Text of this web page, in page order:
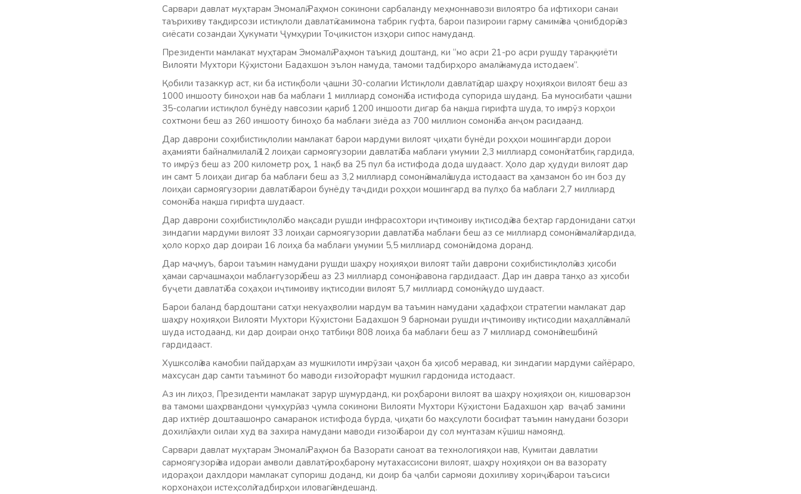
Сарвари давлат муҳтарам Эмомалӣ Раҳмон сокинони сарбаланду меҳмоннавози вилоятро ба ифтихори санаи
таърихиву тақдирсози истиқлоли давлатӣ самимона табрик гуфта, барои пазироии гарму самимӣ ва ҷонибдорӣ аз
сиёсати созандаи Ҳукумати Ҷумҳурии Тоҷикистон изҳори сипос намуданд.
Президенти мамлакат муҳтарам Эмомалӣ Раҳмон таъкид доштанд, ки “мо асри 21-ро асри рушду тараққиёти
Вилояти Мухтори Кӯҳистони Бадахшон эълон намуда, тамоми тадбирҳоро амалӣ намуда истодаем”.
Қобили тазаккур аст, ки ба истиқболи ҷашни 30-солагии Истиқлоли давлатӣ дар шаҳру ноҳияҳои вилоят беш аз
1000 иншооту биноҳои нав ба маблағи 1 миллиард сомонӣ ба истифода супорида шуданд. Ба муносибати ҷашни
35-солагии истиқлол бунёду навсозии қариб 1200 иншооти дигар ба нақша гирифта шуда, то имрӯз корҳои
сохтмони беш аз 260 иншооту биноҳо ба маблағи зиёда аз 700 миллион сомонӣ ба анҷом расидаанд.
Дар даврони соҳибистиқлолии мамлакат барои мардуми вилоят ҷиҳати бунёди роҳҳои мошингарди дорои
аҳамияти байналмилалӣ 12 лоиҳаи сармоягузории давлатӣ ба маблағи умумии 2,3 миллиард сомонӣ татбиқ гардида,
то имрӯз беш аз 200 километр роҳ, 1 нақб ва 25 пул ба истифода дода шудааст. Ҳоло дар ҳудуди вилоят дар
ин самт 5 лоиҳаи дигар ба маблағи беш аз 3,2 миллиард сомонӣ амалӣ шуда истодааст ва ҳамзамон бо ин боз ду
лоиҳаи сармоягузории давлатӣ барои бунёду таҷдиди роҳҳои мошингард ва пулҳо ба маблағи 2,7 миллиард
сомонӣ ба нақша гирифта шудааст.
Дар даврони соҳибистиқлолӣ бо мақсади рушди инфрасохтори иҷтимоиву иқтисодӣ ва беҳтар гардонидани сатҳи
зиндагии мардуми вилоят 33 лоиҳаи сармоягузории давлатӣ ба маблағи беш аз се миллиард сомонӣ амалӣ гардида,
ҳоло корҳо дар доираи 16 лоиҳа ба маблағи умумии 5,5 миллиард сомонӣ идома доранд.
Дар маҷмуъ, барои таъмин намудани рушди шаҳру ноҳияҳои вилоят тайи даврони соҳибистиқлолӣ аз ҳисоби
ҳамаи сарчашмаҳои маблағгузорӣ беш аз 23 миллиард сомонӣ равона гардидааст. Дар ин давра танҳо аз ҳисоби
буҷети давлатӣ ба соҳаҳои иҷтимоиву иқтисодии вилоят 5,7 миллиард сомонӣ ҷудо шудааст.
Барои баланд бардоштани сатҳи некуаҳволии мардум ва таъмин намудани ҳадафҳои стратегии мамлакат дар
шаҳру ноҳияҳои Вилояти Мухтори Кӯҳистони Бадахшон 9 барномаи рушди иҷтимоиву иқтисодии маҳаллӣ амалӣ
шуда истодаанд, ки дар доираи онҳо татбиқи 808 лоиҳа ба маблағи беш аз 7 миллиард сомонӣ пешбинӣ
гардидааст.
Хушксолӣ ва камобии пайдарҳам аз мушкилоти имрӯзаи ҷаҳон ба ҳисоб меравад, ки зиндагии мардуми сайёраро,
махсусан дар самти таъминот бо маводи ғизоӣ торафт мушкил гардонида истодааст.
Аз ин лиҳоз, Президенти мамлакат зарур шумурданд, ки роҳбарони вилоят ва шаҳру ноҳияҳои он, кишоварзон
ва тамоми шаҳрвандони ҷумҳурӣ, аз ҷумла сокинони Вилояти Мухтори Кӯҳистони Бадахшон ҳар ваҷаб замини
дар ихтиёр доштаашонро самаранок истифода бурда, ҷиҳати бо маҳсулоти босифат таъмин намудани бозори
дохилӣ, аҳли оилаи худ ва захира намудани маводи ғизоӣ барои ду сол мунтазам кӯшиш намоянд.
Сарвари давлат муҳтарам Эмомалӣ Раҳмон ба Вазорати саноат ва технологияҳои нав, Кумитаи давлатии
сармоягузорӣ ва идораи амволи давлатӣ, роҳбарону мутахассисони вилоят, шаҳру ноҳияҳои он ва вазорату
идораҳои дахлдори мамлакат супориш доданд, ки доир ба ҷалби сармояи дохиливу хориҷӣ барои таъсиси
корхонаҳои истеҳсолӣ тадбирҳои иловагӣ андешанд.